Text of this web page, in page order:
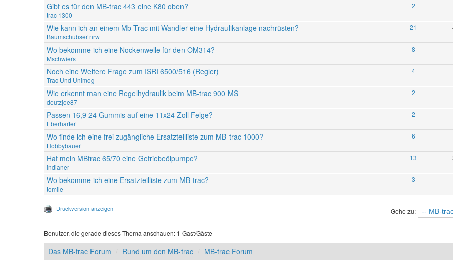
Gibt es für den MB-trac 443 eine K80 oben?
trac 1300
2
Wie kann ich an einem Mb Trac mit Wandler eine Hydraulikanlage nachrüsten?
Baumschubser nrw
21
Wo bekomme ich eine Nockenwelle für den OM314?
Mschwiers
8
Noch eine Weitere Frage zum ISRI 6500/516 (Regler)
Trac Und Unimog
4
Wie erkennt man eine Regelhydraulik beim MB-trac 900 MS
deutzjoe87
2
Passen 16,9 24 Gummis auf eine 11x24 Zoll Felge?
Eberharter
2
Wo finde ich eine frei zugängliche Ersatzteilliste zum MB-trac 1000?
Hobbybauer
6
Hat mein MBtrac 65/70 eine Getriebeölpumpe?
indianer
13
Wo bekomme ich eine Ersatzteilliste zum MB-trac?
tomile
3
Druckversion anzeigen Gehe zu:
Benutzer, die gerade dieses Thema anschauen: 1 Gast/Gäste
Das MB-trac Forum Rund um den MB-trac MB-trac Forum